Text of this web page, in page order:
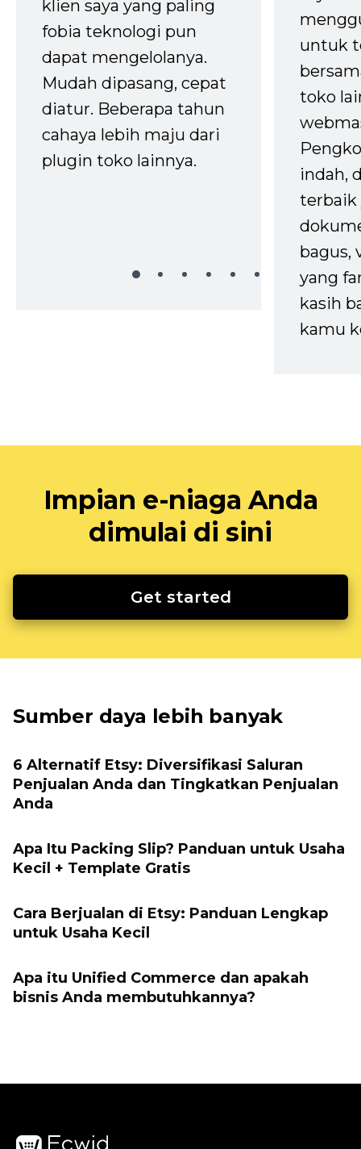
klien saya yang paling
fobia teknologi pun
dapat mengelolanya.
Mudah dipasang, cepat
diatur. Beberapa tahun
cahaya lebih maju dari
plugin toko lainnya.
untuk
toko
indah,
terbaik
bagus,
yang
kasih
kamu
Impian e-niaga Anda
dimulai di sini
Get started
Sumber daya lebih banyak
6 Alternatif Etsy: Diversifikasi Saluran
Penjualan Anda dan Tingkatkan Penjualan
Anda
Apa Itu Packing Slip? Panduan untuk Usaha
Kecil + Template Gratis
Cara Berjualan di Etsy: Panduan Lengkap
untuk Usaha Kecil
Apa itu Unified Commerce dan apakah
bisnis Anda membutuhkannya?